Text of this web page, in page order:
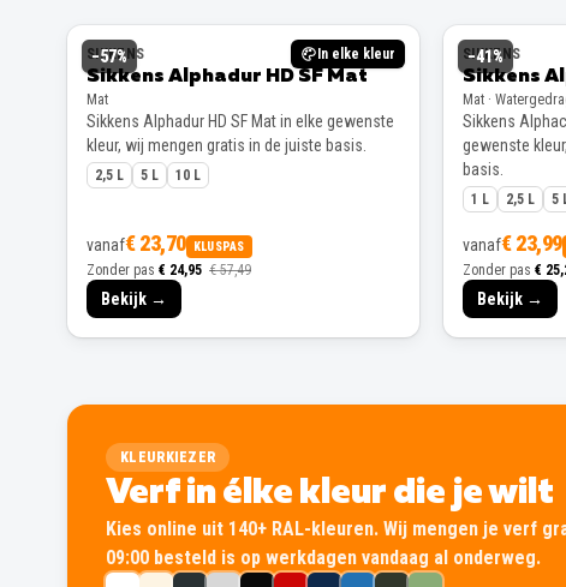
−57% In elke kleur
SIKKENS
Sikkens Alphadur HD SF Mat
Mat
Sikkens Alphadur HD SF Mat in elke gewenste
kleur, wij mengen gratis in de juiste basis.
2,5 L 5 L 10 L
vanaf€ 23,70 KLUSPAS
Zonder pas € 24,95 € 57,49
Bekijk →
−41%
SIKKENS
Sikkens
Mat ·
Sikkens
gewenste
basis.
1 L 2,5 L 5
vanaf€ 23,99
Zonder pas €
Bekijk →
KLEURKIEZER
Verf in élke kleur die je wilt
Kies online uit 140+ RAL-kleuren. Wij mengen je verf
09:00 besteld is op werkdagen vandaag al onderweg.